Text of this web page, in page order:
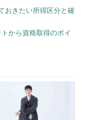
おきたい所得区分と確
から資格取得のポイ